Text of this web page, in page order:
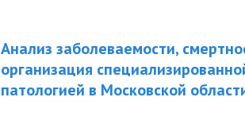
Анализ заболеваемости,
организация
патологией в Московской